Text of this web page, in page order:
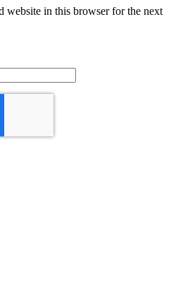
website in this browser for the next